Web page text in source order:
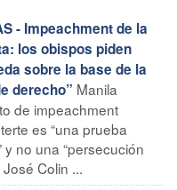
- Impeachment de la
los obispos piden
sobre la base de la
derecho” Manila
de impeachment
es “una prueba
no una “persecución
Colin ...